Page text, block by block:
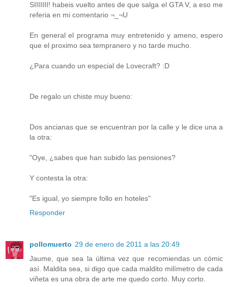
SIIIIIII! habeis vuelto antes de que salga el GTA V, a eso me
referia en mi comentario ¬_¬U
En general el programa muy entretenido y ameno, espero
que el proximo sea tempranero y no tarde mucho.
¿Para cuando un especial de Lovecraft? :D
De regalo un chiste muy bueno:
Dos ancianas que se encuentran por la calle y le dice una a
la otra:
"Oye, ¿sabes que han subido las pensiones?
Y contesta la otra:
"Es igual, yo siempre follo en hoteles"
Responder
pollomuerto 29 de enero de 2011 a las 20:49
Jaume, que sea la última vez que recomiendas un cómic
así. Maldita sea, si digo que cada maldito milímetro de cada
viñeta es una obra de arte me quedo corto. Muy corto.